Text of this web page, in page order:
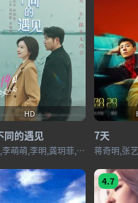
HD
同的遇见
高晓攀,李萌萌,李明,龚玥菲,刘德强,赵晋,张暘,郭京波,赵铭,王雪纯,金道鑫鑫,于时弈,刘乐铭
7天
4.7